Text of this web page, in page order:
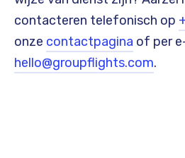
contacteren telefonisch op
onze contactpagina of per
hello@groupflights.com.